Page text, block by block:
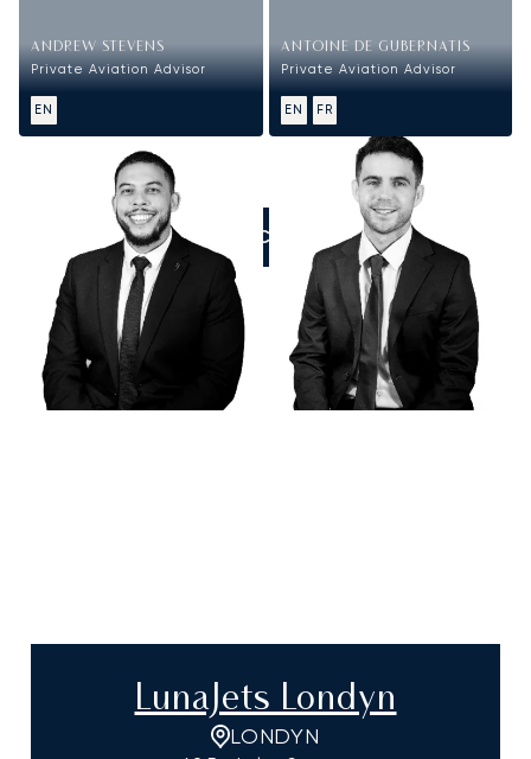
ANDREW STEVENS
Private Aviation Advisor
EN
ANTOINE DE GUBERNATIS
Private Aviation Advisor
EN FR
ZADZWOŃCIE DO NAS
LunaJets Londyn
LONDYN